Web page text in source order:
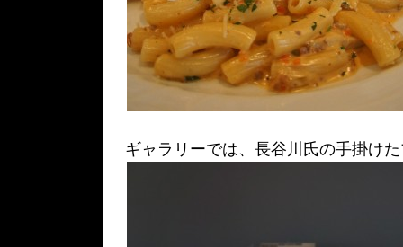
ギャラリーでは、長谷川氏の手掛け